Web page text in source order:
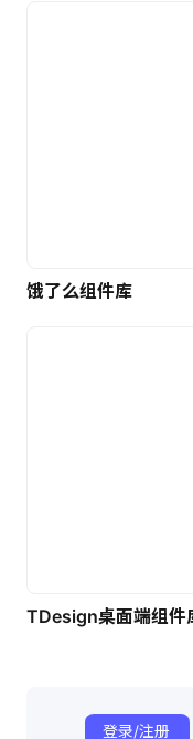
饿了么组件库
TDesign桌面端组件
登录/注册